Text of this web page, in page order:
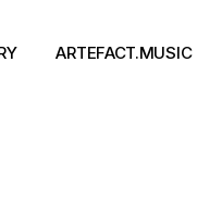
ARTEFACT.MUSIC